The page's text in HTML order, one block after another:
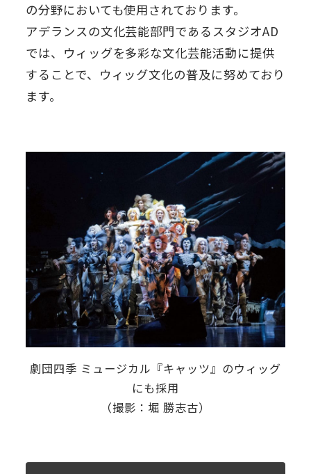
の分野においても使用されております。
アデランスの文化芸能部門であるスタジオAD
では、ウィッグを多彩な文化芸能活動に提供
することで、ウィッグ文化の普及に努めており
ます。
劇団四季 ミュージカル『キャッツ』のウィッグ
にも採用
（撮影：堀 勝志古）